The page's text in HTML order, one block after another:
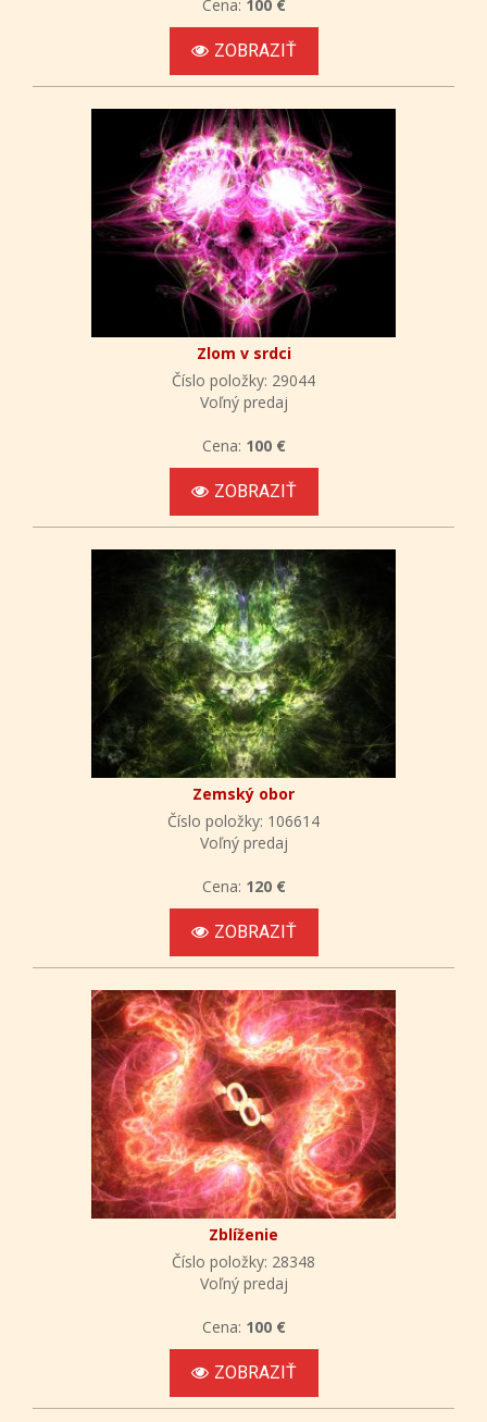
Cena: 100 €
ZOBRAZIŤ
Zlom v srdci
Číslo položky: 29044
Voľný predaj
Cena: 100 €
ZOBRAZIŤ
Zemský obor
Číslo položky: 106614
Voľný predaj
Cena: 120 €
ZOBRAZIŤ
Zblíženie
Číslo položky: 28348
Voľný predaj
Cena: 100 €
ZOBRAZIŤ